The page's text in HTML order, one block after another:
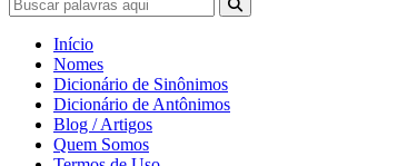
Início
Nomes
Dicionário de Sinônimos
Dicionário de Antônimos
Blog / Artigos
Quem Somos